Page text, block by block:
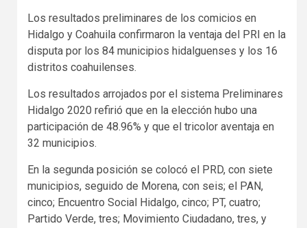
Los resultados preliminares de los comicios en
Hidalgo y Coahuila confirmaron la ventaja del PRI en la
disputa por los 84 municipios hidalguenses y los 16
distritos coahuilenses.
Los resultados arrojados por el sistema Preliminares
Hidalgo 2020 refirió que en la elección hubo una
participación de 48.96% y que el tricolor aventaja en
32 municipios.
En la segunda posición se colocó el PRD, con siete
municipios, seguido de Morena, con seis; el PAN,
cinco; Encuentro Social Hidalgo, cinco; PT, cuatro;
Partido Verde, tres; Movimiento Ciudadano, tres, y